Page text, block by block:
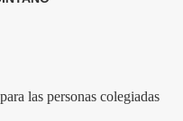
las personas colegiadas